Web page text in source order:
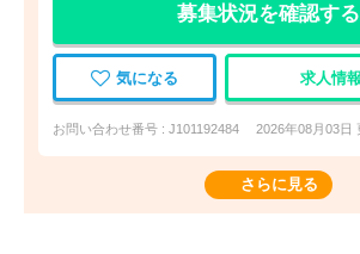
募集状況を確認する
気になる 求人情
お問い合わせ番号 : J101192484 2026年08月03日
さらに見る